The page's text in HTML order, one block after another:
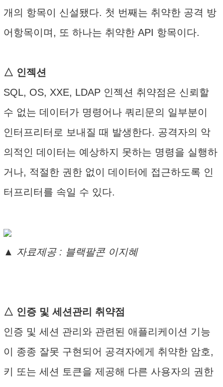
개의 항목이 신설됐다. 첫 번째는 취약한 공격 방
어항목이며, 또 하나는 취약한 API 항목이다.
△ 인젝션
SQL, OS, XXE, LDAP 인젝션 취약점은 신뢰할
수 없는 데이터가 명령어나 쿼리문의 일부분이
인터프리터로 보내질 때 발생한다. 공격자의 악
의적인 데이터는 예상하지 못하는 명령을 실행하
거나, 적절한 권한 없이 데이터에 접근하도록 인
터프리터를 속일 수 있다.
▲ 자료제공 : 블랙팔콘 이지혜
△ 인증 및 세션관리 취약점
인증 및 세션 관리와 관련된 애플리케이션 기능
이 종종 잘못 구현되어 공격자에게 취약한 암호,
키 또는 세션 토큰을 제공해 다른 사용자의 권한